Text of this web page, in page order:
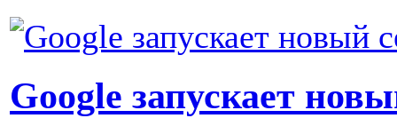
Google запускает